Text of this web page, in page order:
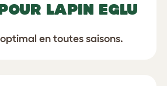
LAPIN EGLU
en toutes saisons.